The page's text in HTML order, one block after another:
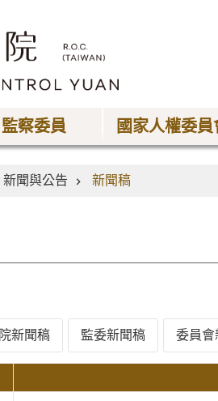
監察委員 國家人權委員
新聞與公告 新聞稿
院新聞稿 監委新聞稿 委員會